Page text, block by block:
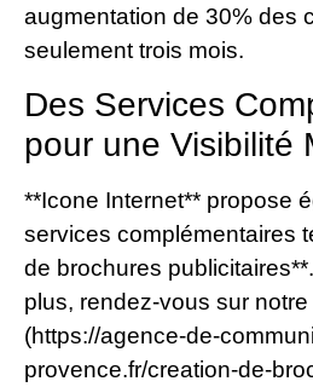
augmentation de 30% des
seulement trois mois.
Des Services
pour une Visibilité
**Icone Internet** propose
services complémentaires
de brochures
plus, rendez-vous sur
(https://agence-de-
provence.fr/creation-de-